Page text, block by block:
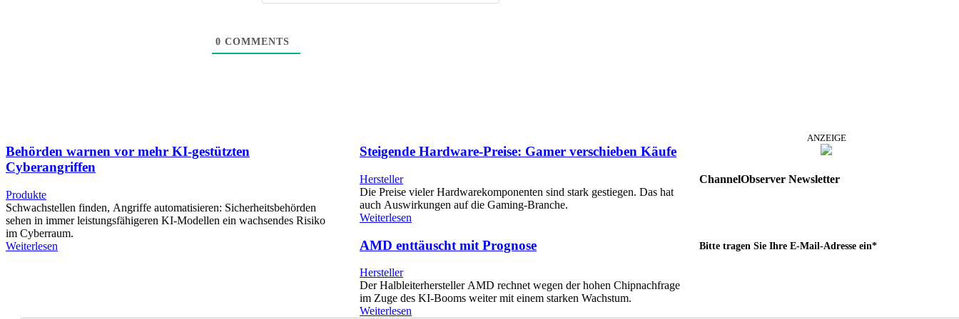
0 COMMENTS
Behörden warnen vor mehr KI-gestützten
Cyberangriffen
Produkte
Schwachstellen finden, Angriffe automatisieren: Sicherheitsbehörden
sehen in immer leistungsfähigeren KI-Modellen ein wachsendes Risiko
im Cyberraum.
Weiterlesen
Steigende Hardware-Preise: Gamer verschieben Käufe
Hersteller
Die Preise vieler Hardwarekomponenten sind stark gestiegen. Das hat
auch Auswirkungen auf die Gaming-Branche.
Weiterlesen
AMD enttäuscht mit Prognose
Hersteller
Der Halbleiterhersteller AMD rechnet wegen der hohen Chipnachfrage
im Zuge des KI-Booms weiter mit einem starken Wachstum.
Weiterlesen
ANZEIGE
ChannelObserver Newsletter
Bitte tragen Sie Ihre E-Mail-Adresse ein*